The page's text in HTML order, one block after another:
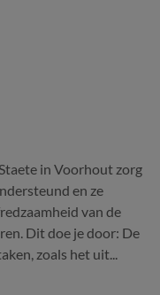
in Voorhout zorg
en ze
van de
Dit doe je door: De
zoals het uit...